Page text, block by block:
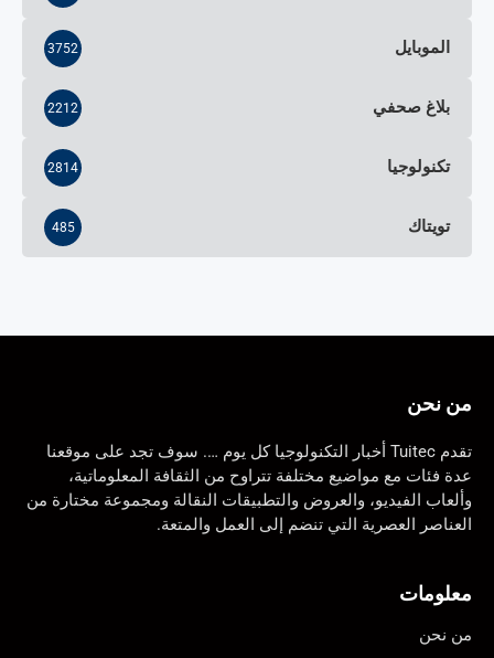
الموبايل 3752
بلاغ صحفي 2212
تكنولوجيا 2814
تويتاك 485
من نحن
تقدم Tuitec أخبار التكنولوجيا كل يوم …. سوف تجد على موقعنا
عدة فئات مع مواضيع مختلفة تتراوح من الثقافة المعلوماتية،
وألعاب الفيديو، والعروض والتطبيقات النقالة ومجموعة مختارة من
العناصر العصرية التي تنضم إلى العمل والمتعة.
معلومات
من نحن